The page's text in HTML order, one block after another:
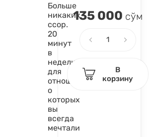
Больше
никаких
ссор.
20
минут
в
неделю
для
отношений,
о
которых
вы
всегда
мечтали
135 000 сўм
В
корзину